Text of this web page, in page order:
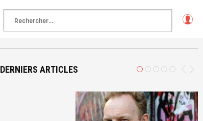
g
DERNIERS ARTICLES